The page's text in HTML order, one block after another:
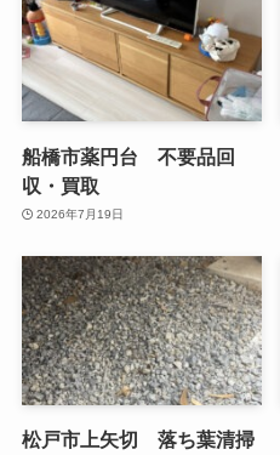
船橋市薬円台 不要品回
収・買取
2026年7月19日
松戸市上矢切 落ち葉清掃